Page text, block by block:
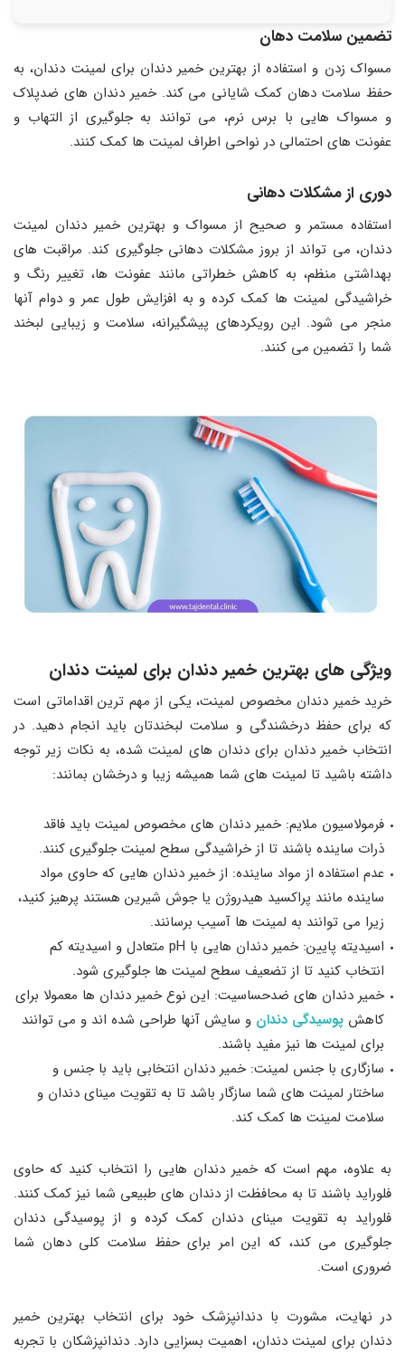
تضمین سلامت دهان
مسواک زدن و استفاده از بهترین خمیر دندان برای لمینت دندان، به
حفظ سلامت دهان کمک شایانی می کند. خمیر دندان های ضدپلاک
و مسواک هایی با برس نرم، می توانند به جلوگیری از التهاب و
عفونت های احتمالی در نواحی اطراف لمینت ها کمک کنند.
دوری از مشکلات دهانی
استفاده مستمر و صحیح از مسواک و بهترین خمیر دندان لمینت
دندان، می تواند از بروز مشکلات دهانی جلوگیری کند. مراقبت های
بهداشتی منظم، به کاهش خطراتی مانند عفونت ها، تغییر رنگ و
خراشیدگی لمینت ها کمک کرده و به افزایش طول عمر و دوام آنها
منجر می شود. این رویکردهای پیشگیرانه، سلامت و زیبایی لبخند
شما را تضمین می کنند.
ویژگی های بهترین خمیر دندان برای لمینت دندان
خرید خمیر دندان مخصوص لمینت، یکی از مهم ترین اقداماتی است
که برای حفظ درخشندگی و سلامت لبخندتان باید انجام دهید. در
انتخاب خمیر دندان برای دندان های لمینت شده، به نکات زیر توجه
داشته باشید تا لمینت های شما همیشه زیبا و درخشان بمانند:
فرمولاسیون ملایم: خمیر دندان های مخصوص لمینت باید فاقد
ذرات ساینده باشند تا از خراشیدگی سطح لمینت جلوگیری کنند.
عدم استفاده از مواد ساینده: از خمیر دندان هایی که حاوی مواد
ساینده مانند پراکسید هیدروژن یا جوش شیرین هستند پرهیز کنید،
زیرا می توانند به لمینت ها آسیب برسانند.
اسیدیته پایین: خمیر دندان هایی با pH متعادل و اسیدیته کم
انتخاب کنید تا از تضعیف سطح لمینت ها جلوگیری شود.
خمیر دندان های ضدحساسیت: این نوع خمیر دندان ها معمولا برای
کاهش پوسیدگی دندان و سایش آنها طراحی شده اند و می توانند
برای لمینت ها نیز مفید باشند.
سازگاری با جنس لمینت: خمیر دندان انتخابی باید با جنس و
ساختار لمینت های شما سازگار باشد تا به تقویت مینای دندان و
سلامت لمینت ها کمک کند.
به علاوه، مهم است که خمیر دندان هایی را انتخاب کنید که حاوی
فلوراید باشند تا به محافظت از دندان های طبیعی شما نیز کمک کنند.
فلوراید به تقویت مینای دندان کمک کرده و از پوسیدگی دندان
جلوگیری می کند، که این امر برای حفظ سلامت کلی دهان شما
ضروری است.
در نهایت، مشورت با دندانپزشک خود برای انتخاب بهترین خمیر
دندان برای لمینت دندان، اهمیت بسزایی دارد. دندانپزشکان با تجربه